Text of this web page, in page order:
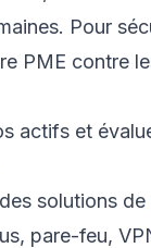
Pour
PME contre
actifs et
solutions
pare-feu,